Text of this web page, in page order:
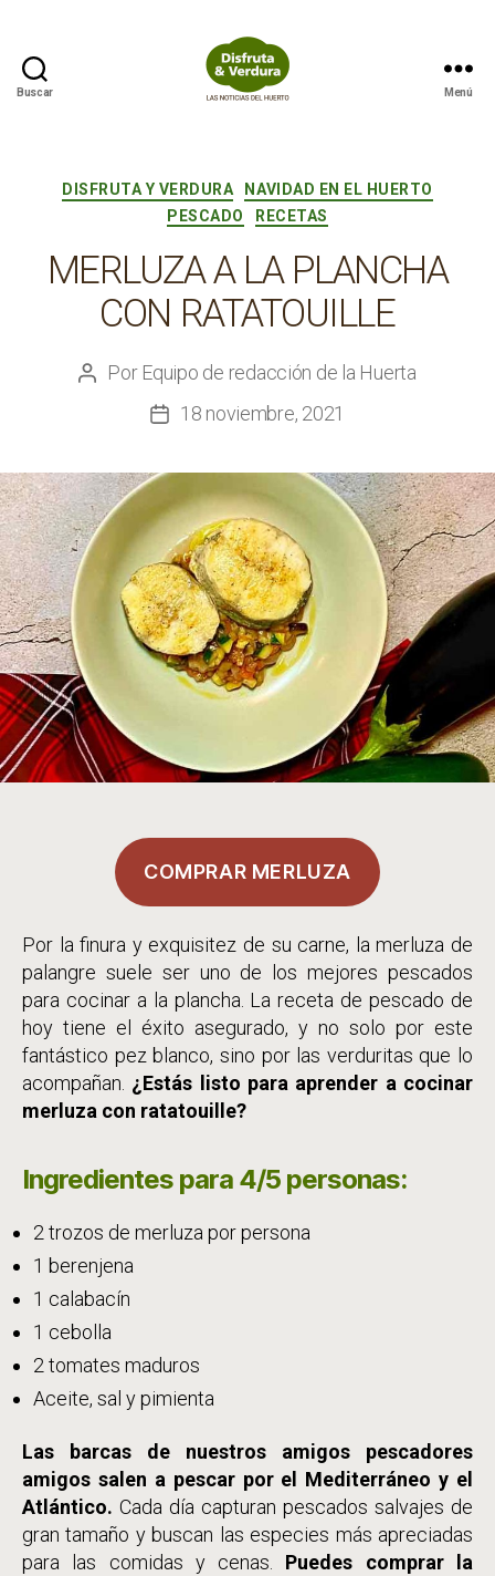
Buscar Menú
Categorías
DISFRUTA Y VERDURA
NAVIDAD EN EL HUERTO
PESCADO
RECETAS
MERLUZA A LA PLANCHA
CON RATATOUILLE
Autor
Por Equipo de redacción de la Huerta
Fecha
la
entrada
18 noviembre, 2021
COMPRAR MERLUZA
Por la finura y exquisitez de su carne, la merluza de
palangre suele ser uno de los mejores pescados
para cocinar a la plancha. La receta de pescado de
hoy tiene el éxito asegurado, y no solo por este
fantástico pez blanco, sino por las verduritas que lo
acompañan. ¿Estás listo para aprender a cocinar
merluza con ratatouille?
Ingredientes para 4/5 personas:
2 trozos de merluza por persona
1 berenjena
1 calabacín
1 cebolla
2 tomates maduros
Aceite, sal y pimienta
Las barcas de nuestros amigos pescadores
amigos salen a pescar por el Mediterráneo y el
Atlántico. Cada día capturan pescados salvajes de
gran tamaño y buscan las especies más apreciadas
para las comidas y cenas. Puedes comprar la